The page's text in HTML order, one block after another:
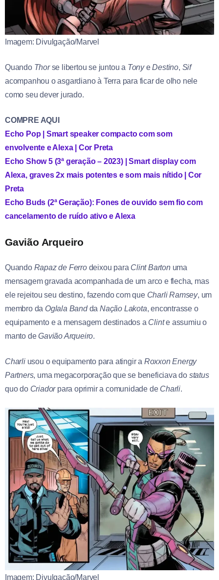
Imagem: Divulgação/Marvel
Quando Thorse libertou se juntou a TonyeDestino, Sif
acompanhou o asgardiano à Terra para ficar de olho nele
como seu dever jurado.
COMPRE AQUI
Echo Pop | Smart speaker compacto com som
envolvente e Alexa | Cor Preta
Echo Show 5 (3ª geração – 2023) | Smart display com
Alexa, graves 2x mais potentes e som mais nítido | Cor
Preta
Echo Buds (2ª Geração): Fones de ouvido sem fio com
cancelamento de ruído ativo e Alexa
Gavião Arqueiro
Quando Rapaz de Ferrodeixou para Clint Bartonuma
mensagem gravada acompanhada de um arco e flecha, mas
ele rejeitou seu destino, fazendo com que Charli Ramsey, um
membro da Oglala BanddaNação Lakota, encontrasse o
equipamento e a mensagem destinados a Clinte assumiu o
manto deGavião Arqueiro.
Charliusou o equipamento para atingir a Roxxon Energy
Partners, uma megacorporação que se beneficiava do status
quo do Criadorpara oprimir a comunidade de Charli.
Imagem: Divulgação/Marvel